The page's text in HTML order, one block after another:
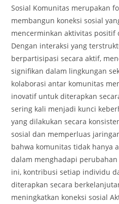
Sosial Komunitas merupakan
membangun koneksi sosial
mencerminkan aktivitas positif
Dengan interaksi yang
berpartisipasi secara aktif,
signifikan dalam lingkungan
kolaborasi antar komunitas
inovatif untuk diterapkan
sering kali menjadi kunci
yang dilakukan secara
sosial dan memperluas
bahwa komunitas tidak hanya
dalam menghadapi
ini, kontribusi setiap individu
diterapkan secara
meningkatkan koneksi sosial